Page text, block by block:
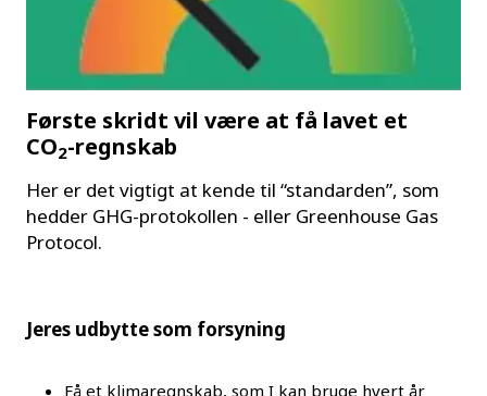
Første skridt vil være at få lavet et
CO2-regnskab
Her er det vigtigt at kende til “standarden”, som
hedder GHG-protokollen - eller Greenhouse Gas
Protocol.
Jeres udbytte som forsyning
Få et klimaregnskab, som I kan bruge hvert år